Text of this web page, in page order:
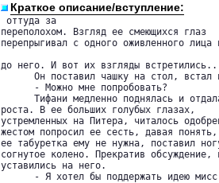
Краткое описание/вступление:
оттуда за
переполохом. Взгляд ее смеющихся глаз
перепрыгивал с одного оживленного
до него. И вот их взгляды
Он поставил чашку на стол, встал
      - Можно мне попробовать?
Тифани медленно поднялась и
роста. В ее больших голубых глазах,
устремленных на Питера, читалось
жестом попросил ее сесть, давая
ее табуретка ему не нужна, поставил
согнутое колено. Прекратив обсуждение,
уставились на него.
- Я хотел бы поддержать идею